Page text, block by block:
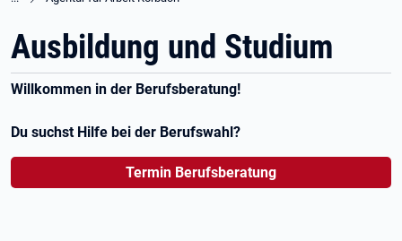
Ausbildung und Studium
Willkommen in der Berufsberatung!
Du suchst Hilfe bei der Berufswahl?
Öffnet in neuem Tab
Termin Berufsberatung